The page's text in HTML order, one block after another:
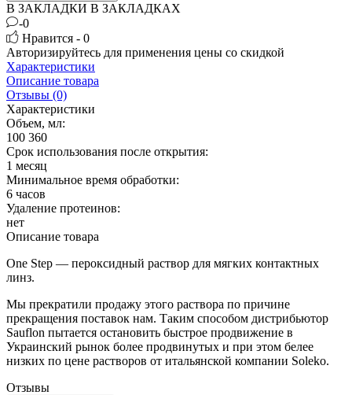
В ЗАКЛАДКИ В ЗАКЛАДКАХ
-0
Нравится - 0
Авторизируйтесь для применения цены со скидкой
Характеристики
Описание товара
Отзывы (0)
Характеристики
Объем, мл:
100 360
Срок использования после открытия:
1 месяц
Минимальное время обработки:
6 часов
Удаление протеинов:
нет
Описание товара
One Step — пероксидный раствор для мягких контактных
линз.
Мы прекратили продажу этого раствора по причине
прекращения поставок нам. Таким способом дистрибьютор
Sauflon пытается остановить быстрое продвижение в
Украинский рынок более продвинутых и при этом белее
низких по цене растворов от итальянской компании Soleko.
Отзывы